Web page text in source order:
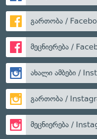
გართობა /
მეცნიერება /
ახალი ამბები /
გართობა /
მეცნიერება /